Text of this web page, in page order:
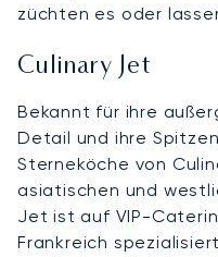
züchten es oder
Culinary Jet
Bekannt für ihre
Detail und ihre
Sterneköche von
asiatischen und
Jet ist auf VIP-
Frankreich